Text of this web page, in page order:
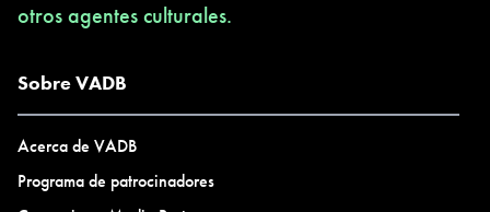
otros agentes culturales.
Sobre VADB
Acerca de VADB
Programa de patrocinadores